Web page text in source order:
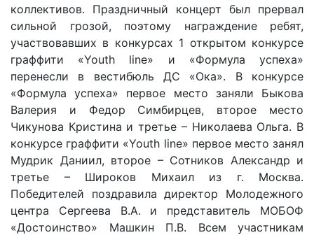
коллективов. Праздничный концерт был прервал
сильной грозой, поэтому награждение ребят,
участвовавших в конкурсах 1 открытом конкурсе
граффити «Youth line» и «Формула успеха»
перенесли в вестибюль ДС «Ока». В конкурсе
«Формула успеха» первое место заняли Быкова
Валерия и Федор Симбирцев, второе место
Чикунова Кристина и третье – Николаева Ольга. В
конкурсе граффити «Youth line» первое место занял
Мудрик Даниил, второе – Сотников Александр и
третье – Широков Михаил из г. Москва.
Победителей поздравила директор Молодежного
центра Сергеева В.А. и представитель МОБОФ
«Достоинство» Машкин П.В. Всем участникам